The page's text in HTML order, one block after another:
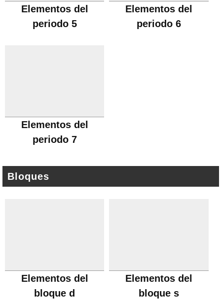
Elementos del
periodo 5
Elementos del
periodo 6
Elementos del
periodo 7
Bloques
Elementos del
bloque d
Elementos del
bloque s